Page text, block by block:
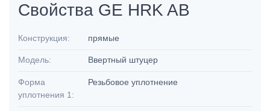
Свойства GE HRK AB
Конструкция: прямые
Модель: Ввертный штуцер
Форма
уплотнения 1:
Резьбовое уплотнение